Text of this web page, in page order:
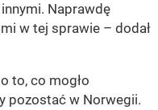
Naprawdę
w tej sprawie – dodał
to, co mogło
pozostać w Norwegii.